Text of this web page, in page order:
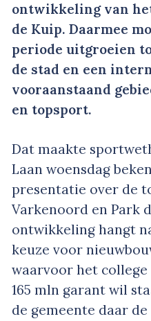
ontwikkeling van
de Kuip. Daarmee
periode uitgroeien
de stad en een
vooraanstaand
en topsport.
Dat maakte
Laan woensdag
presentatie over de
Varkenoord en Park
ontwikkeling hangt
keuze voor
waarvoor het
165 mln garant wil
de gemeente daar